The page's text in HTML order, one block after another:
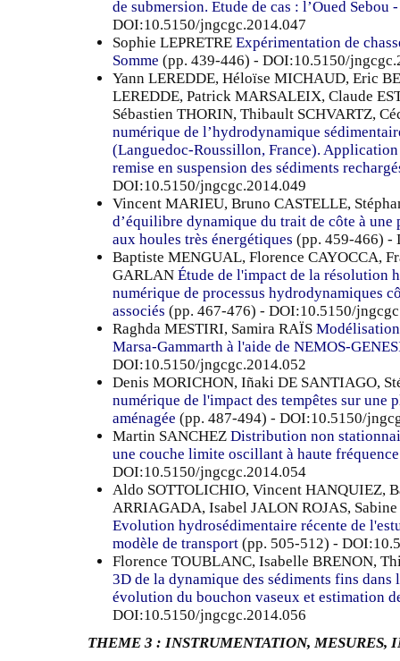
de submersion. Etude de cas : l’Oued
DOI:10.5150/jngcgc.2014.047
Sophie LEPRETRE Expérimentation de
Somme (pp. 439-446) - DOI:10.5150/
Yann LEREDDE, Héloïse MICHAUD, Eric
LEREDDE, Patrick MARSALEIX, Claude
Sébastien THORIN, Thibault SCHVARTZ,
numérique de l’hydrodynamique
(Languedoc-Roussillon, France).
remise en suspension des sédiments
DOI:10.5150/jngcgc.2014.049
Vincent MARIEU, Bruno CASTELLE,
d’équilibre dynamique du trait de côte à une
aux houles très énergétiques (pp. 459-466) -
Baptiste MENGUAL, Florence CAYOCCA,
GARLAN Étude de l'impact de la résolution
numérique de processus hydrodynamiques
associés (pp. 467-476) - DOI:10.5150/
Raghda MESTIRI, Samira RAÏS
Marsa-Gammarth à l'aide de NEMOS-
DOI:10.5150/jngcgc.2014.052
Denis MORICHON, Iñaki DE SANTIAGO,
numérique de l'impact des tempêtes sur une
aménagée (pp. 487-494) - DOI:10.5150/
Martin SANCHEZ Distribution non
une couche limite oscillant à haute fréquence
DOI:10.5150/jngcgc.2014.054
Aldo SOTTOLICHIO, Vincent HANQUIEZ,
ARRIAGADA, Isabel JALON ROJAS,
Evolution hydrosédimentaire récente de
modèle de transport (pp. 505-512) -
Florence TOUBLANC, Isabelle BRENON,
3D de la dynamique des sédiments fins dans
évolution du bouchon vaseux et estimation
DOI:10.5150/jngcgc.2014.056
THEME 3 : INSTRUMENTATION, MESURES,